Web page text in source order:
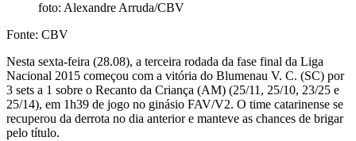
foto: Alexandre Arruda/CBV
Fonte: CBV
Nesta sexta-feira (28.08), a terceira rodada da fase final da Liga
Nacional 2015 começou com a vitória do Blumenau V. C. (SC) por
3 sets a 1 sobre o Recanto da Criança (AM) (25/11, 25/10, 23/25 e
25/14), em 1h39 de jogo no ginásio FAV/V2. O time catarinense se
recuperou da derrota no dia anterior e manteve as chances de brigar
pelo título.